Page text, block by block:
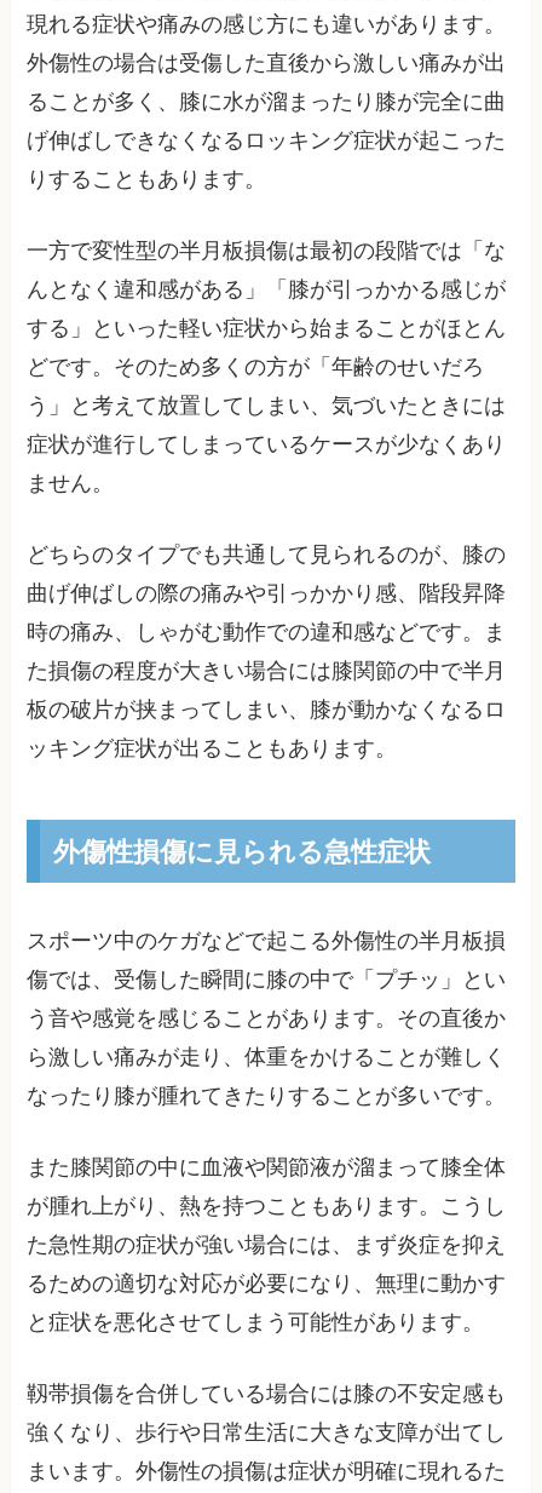
現れる症状や痛みの感じ方にも違いがあります。
外傷性の場合は受傷した直後から激しい痛みが出
ることが多く、膝に水が溜まったり膝が完全に曲
げ伸ばしできなくなるロッキング症状が起こった
りすることもあります。
一方で変性型の半月板損傷は最初の段階では「な
んとなく違和感がある」「膝が引っかかる感じが
する」といった軽い症状から始まることがほとん
どです。そのため多くの方が「年齢のせいだろ
う」と考えて放置してしまい、気づいたときには
症状が進行してしまっているケースが少なくあり
ません。
どちらのタイプでも共通して見られるのが、膝の
曲げ伸ばしの際の痛みや引っかかり感、階段昇降
時の痛み、しゃがむ動作での違和感などです。ま
た損傷の程度が大きい場合には膝関節の中で半月
板の破片が挟まってしまい、膝が動かなくなるロ
ッキング症状が出ることもあります。
外傷性損傷に見られる急性症状
スポーツ中のケガなどで起こる外傷性の半月板損
傷では、受傷した瞬間に膝の中で「プチッ」とい
う音や感覚を感じることがあります。その直後か
ら激しい痛みが走り、体重をかけることが難しく
なったり膝が腫れてきたりすることが多いです。
また膝関節の中に血液や関節液が溜まって膝全体
が腫れ上がり、熱を持つこともあります。こうし
た急性期の症状が強い場合には、まず炎症を抑え
るための適切な対応が必要になり、無理に動かす
と症状を悪化させてしまう可能性があります。
靱帯損傷を合併している場合には膝の不安定感も
強くなり、歩行や日常生活に大きな支障が出てし
まいます。外傷性の損傷は症状が明確に現れるた